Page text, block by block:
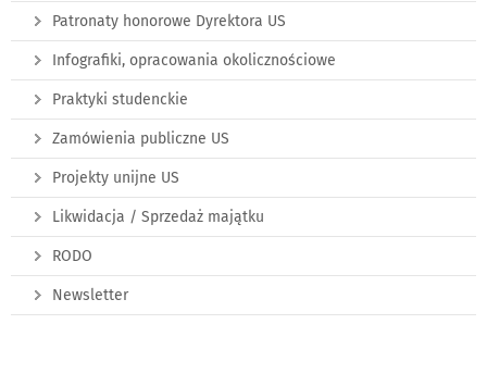
Patronaty honorowe Dyrektora US
Infografiki, opracowania okolicznościowe
Praktyki studenckie
Zamówienia publiczne US
Projekty unijne US
Likwidacja / Sprzedaż majątku
RODO
Newsletter